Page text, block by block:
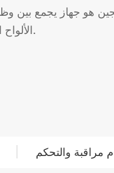
هو جهاز يجمع بين
الألواح الشمسية والبطاريات والشبكة الكهربائية في نظام طاقة شمسية هجين.
مراقبة والتحكم